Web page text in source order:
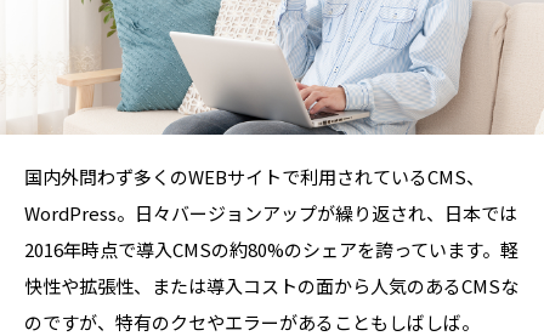
国内外問わず多くのWEBサイトで利用されているCMS、
WordPress。日々バージョンアップが繰り返され、日本では
2016年時点で導入CMSの約80%のシェアを誇っています。軽
快性や拡張性、または導入コストの面から人気のあるCMSな
のですが、特有のクセやエラーがあることもしばしば。